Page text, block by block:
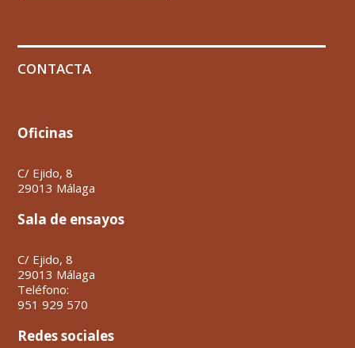
CONTACTA
Oficinas
C/ Ejido, 8
29013 Málaga
Sala de ensayos
C/ Ejido, 8
29013 Málaga
Teléfono:
951 929 570
Redes sociales